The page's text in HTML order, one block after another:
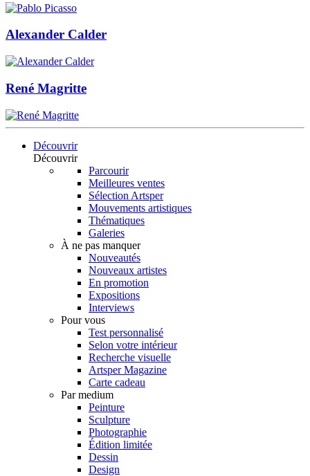
Alexander Calder
René Magritte
Découvrir
Découvrir
Parcourir
Meilleures ventes
Sélection Artsper
Mouvements artistiques
Thématiques
Galeries
À ne pas manquer
Nouveautés
Nouveaux artistes
En promotion
Expositions
Interviews
Pour vous
Test personnalisé
Selon votre intérieur
Recherche visuelle
Artsper Magazine
Carte cadeau
Par medium
Peinture
Sculpture
Photographie
Édition limitée
Dessin
Design